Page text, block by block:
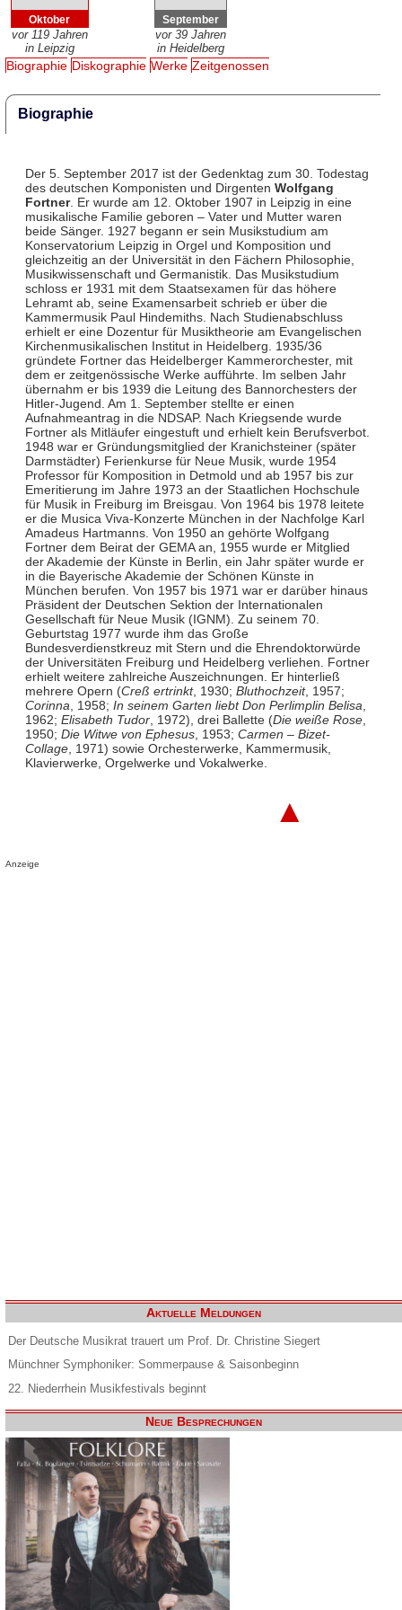
Oktober
vor 119 Jahren
in Leipzig
September
vor 39 Jahren
in Heidelberg
Biographie Diskographie Werke Zeitgenossen
Biographie
Der 5. September 2017 ist der Gedenktag zum 30. Todestag
des deutschen Komponisten und Dirgenten Wolfgang
Fortner. Er wurde am 12. Oktober 1907 in Leipzig in eine
musikalische Familie geboren – Vater und Mutter waren
beide Sänger. 1927 begann er sein Musikstudium am
Konservatorium Leipzig in Orgel und Komposition und
gleichzeitig an der Universität in den Fächern Philosophie,
Musikwissenschaft und Germanistik. Das Musikstudium
schloss er 1931 mit dem Staatsexamen für das höhere
Lehramt ab, seine Examensarbeit schrieb er über die
Kammermusik Paul Hindemiths. Nach Studienabschluss
erhielt er eine Dozentur für Musiktheorie am Evangelischen
Kirchenmusikalischen Institut in Heidelberg. 1935/36
gründete Fortner das Heidelberger Kammerorchester, mit
dem er zeitgenössische Werke aufführte. Im selben Jahr
übernahm er bis 1939 die Leitung des Bannorchesters der
Hitler-Jugend. Am 1. September stellte er einen
Aufnahmeantrag in die NDSAP. Nach Kriegsende wurde
Fortner als Mitläufer eingestuft und erhielt kein Berufsverbot.
1948 war er Gründungsmitglied der Kranichsteiner (später
Darmstädter) Ferienkurse für Neue Musik, wurde 1954
Professor für Komposition in Detmold und ab 1957 bis zur
Emeritierung im Jahre 1973 an der Staatlichen Hochschule
für Musik in Freiburg im Breisgau. Von 1964 bis 1978 leitete
er die Musica Viva-Konzerte München in der Nachfolge Karl
Amadeus Hartmanns. Von 1950 an gehörte Wolfgang
Fortner dem Beirat der GEMA an, 1955 wurde er Mitglied
der Akademie der Künste in Berlin, ein Jahr später wurde er
in die Bayerische Akademie der Schönen Künste in
München berufen. Von 1957 bis 1971 war er darüber hinaus
Präsident der Deutschen Sektion der Internationalen
Gesellschaft für Neue Musik (IGNM). Zu seinem 70.
Geburtstag 1977 wurde ihm das Große
Bundesverdienstkreuz mit Stern und die Ehrendoktorwürde
der Universitäten Freiburg und Heidelberg verliehen. Fortner
erhielt weitere zahlreiche Auszeichnungen. Er hinterließ
mehrere Opern (Creß ertrinkt, 1930; Bluthochzeit, 1957;
Corinna , 1958; In seinem Garten liebt Don Perlimplin Belisa
1962; Elisabeth Tudor, 1972), drei Ballette (Die weiße Rose,
1950; Die Witwe von Ephesus, 1953; Carmen – Bizet-
Collage, 1971) sowie Orchesterwerke, Kammermusik,
Klavierwerke, Orgelwerke und Vokalwerke.
▲
Anzeige
Aktuelle Meldungen
Der Deutsche Musikrat trauert um Prof. Dr. Christine Siegert
Münchner Symphoniker: Sommerpause & Saisonbeginn
22. Niederrhein Musikfestivals beginnt
Neue Besprechungen